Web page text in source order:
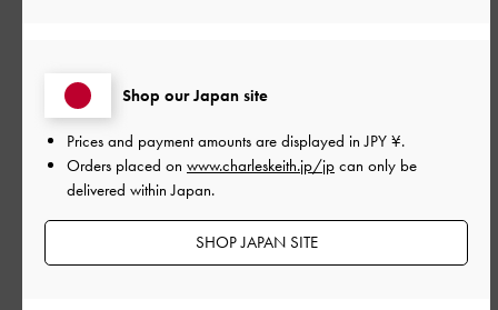
ご利用者様
柔らかい
柔らかくて、とても履きやすい！
ヒールもしっかりしているので足も疲れません。
Shop our Japan site
Prices and payment amounts are displayed inJPY ¥.
Orders placed on www.charleskeith.jp/jp can only be
delivered within Japan.
SHOP JAPAN SITE